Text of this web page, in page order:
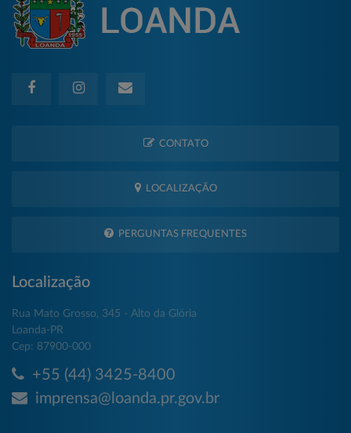
CONTATO
LOCALIZAÇÃO
PERGUNTAS FREQUENTES
Localização
Rua Mato Grosso, 345 - Alto da Glória
Loanda-PR
Cep: 87900-000
+55 (44) 3425-8400
imprensa@loanda.pr.gov.br